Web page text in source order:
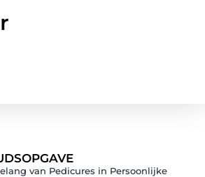
van Pedicures in Persoonlijke